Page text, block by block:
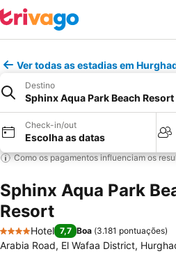
Ver todas as estadias em
Destino
Sphinx Aqua Park Beach Resort
Check-in/out
Escolha as datas
Como os pagamentos influenciam os
Sphinx Aqua Park
Resort
4 Estrelas
Hotel 7,7 Boa (3.181 pontuações)
Arabia Road, El Wafaa District,